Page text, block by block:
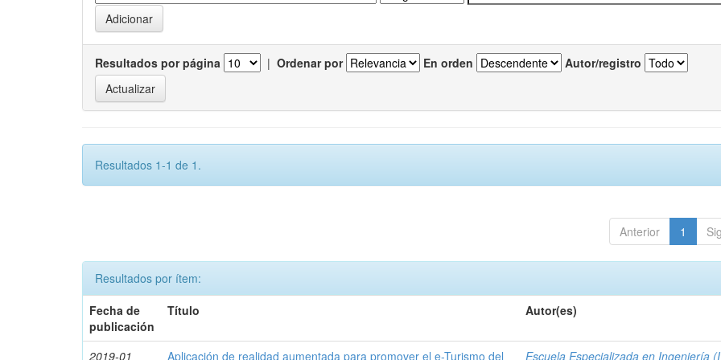
Resultados por página | Ordenar por En orden Autor/registro
Resultados 1-1 de 1.
Anterior 1
Resultados por ítem:
Fecha de
publicación
Título Autor(es)
2019-01 Aplicación de realidad aumentada para promover el e-Turismo del Escuela Especializada en Ingeniería